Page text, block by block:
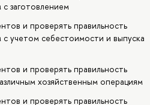
заготовлением
и проверять правильность
с учетом себестоимости и выпуска
и проверять правильность
хозяйственным операциям
и проверять правильность